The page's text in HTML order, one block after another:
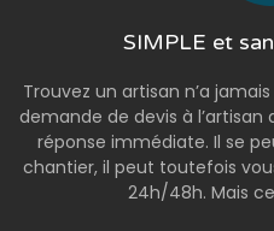
SIMPLE et
Trouvez un artisan n’a
demande de devis à
réponse immédiate. Il se
chantier, il peut toutefois
24h/48h. Mais